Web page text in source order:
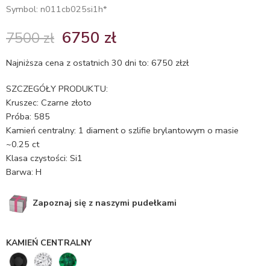
Symbol: n011cb025si1h*
7500zł 6750 zł
Najniższa cena z ostatnich 30 dni to: 6750 złzł
SZCZEGÓŁY PRODUKTU:
Kruszec: Czarne złoto
Próba: 585
Kamień centralny: 1 diament o szlifie brylantowym o masie
~0.25 ct
Klasa czystości: Si1
Barwa: H
Zapoznaj się z naszymi pudełkami
KAMIEŃ CENTRALNY